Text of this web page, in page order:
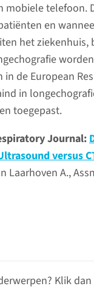
mobiele telefoon.
en
het
de European
in
toegepast.
Journal:
versus
Laarhoven A.,
Klik